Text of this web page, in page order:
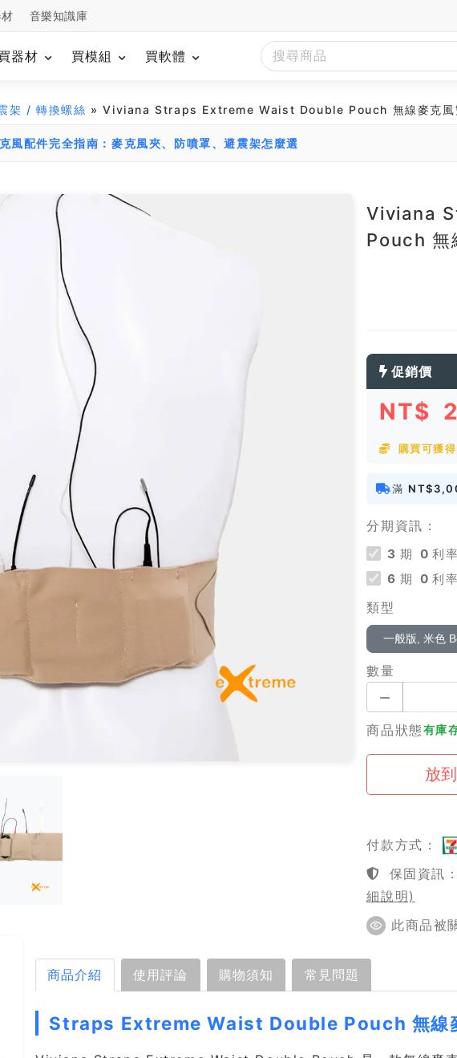
音樂知識庫
器材 買模組 買軟體
架 / 轉換螺絲 » Viviana Straps Extreme Waist Double Pouch 無線麥克風
風配件完全指南：麥克風夾、防噴罩、避震架怎麼選
Viviana
Pouch 無
促銷價
NT$
購買可獲
滿
分期資訊：
3 期 0 利
6 期 0 利
類型
一般版, 米色
數量
商品狀態有庫
付款方式：
保固資訊
細說明)
此商品被
商品介紹 使用評論 購物須知 常見問題
Straps Extreme Waist Double Pouch 無線